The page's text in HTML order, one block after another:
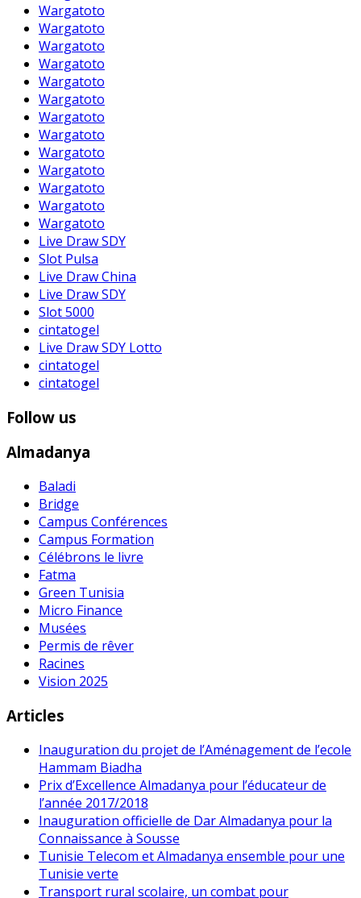
Wargatoto
Wargatoto
Wargatoto
Wargatoto
Wargatoto
Wargatoto
Wargatoto
Wargatoto
Wargatoto
Wargatoto
Wargatoto
Wargatoto
Wargatoto
Live Draw SDY
Slot Pulsa
Live Draw China
Live Draw SDY
Slot 5000
cintatogel
Live Draw SDY Lotto
cintatogel
cintatogel
Follow us
Almadanya
Baladi
Bridge
Campus Conférences
Campus Formation
Célébrons le livre
Fatma
Green Tunisia
Micro Finance
Musées
Permis de rêver
Racines
Vision 2025
Articles
Inauguration du projet de l’Aménagement de l’ecole
Hammam Biadha
Prix d’Excellence Almadanya pour l’éducateur de
l’année 2017/2018
Inauguration officielle de Dar Almadanya pour la
Connaissance à Sousse
Tunisie Telecom et Almadanya ensemble pour une
Tunisie verte
Transport rural scolaire, un combat pour